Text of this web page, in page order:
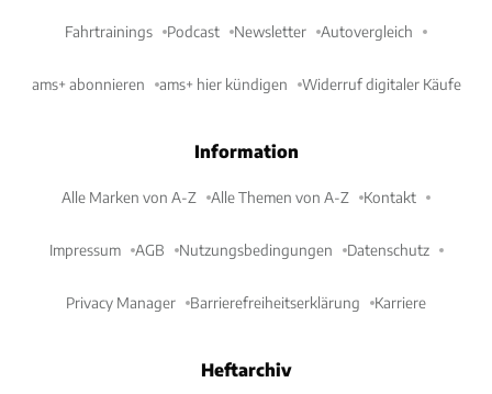
Fahrtrainings Podcast Newsletter Autovergleich
ams+ abonnieren ams+ hier kündigen Widerruf digitaler Käufe
Information
Alle Marken von A-Z Alle Themen von A-Z Kontakt
Impressum AGB Nutzungsbedingungen Datenschutz
Privacy Manager Barrierefreiheitserklärung Karriere
Heftarchiv